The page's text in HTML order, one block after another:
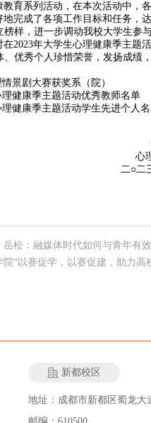
育系列活动，在本次活动中，
地完成了各项工作目标和任务，
榜样，进一步调动我校大学生参
2023年大学生心理健康季主题
优秀个人珍惜荣誉，发扬成绩
景剧大赛获奖系（院）
理健康季主题活动优秀教师名单
理健康季主题活动学生先进个人
心
二○二
松：融媒体时代如何与青年有
“以赛促学，以赛促建，助力高
新都校区
地址：成都市新都区蜀龙大